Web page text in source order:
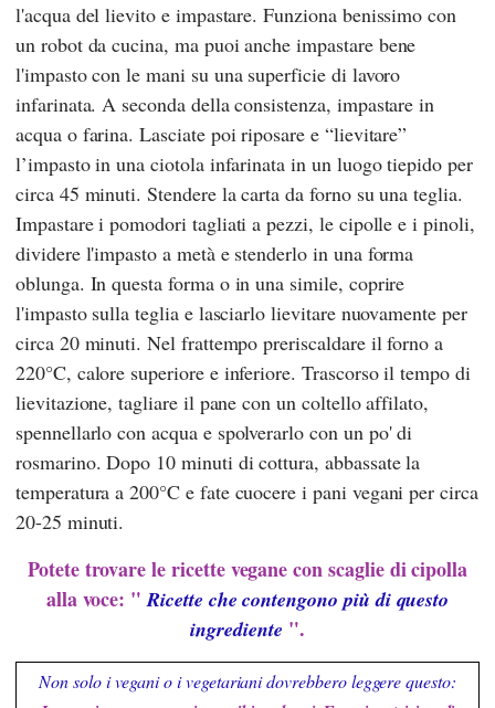
l'acqua del lievito e impastare. Funziona benissimo con
un robot da cucina, ma puoi anche impastare bene
l'impasto con le mani su una superficie di lavoro
infarinata. A seconda della consistenza, impastare in
acqua o farina. Lasciate poi riposare e “lievitare”
l’impasto in una ciotola infarinata in un luogo tiepido per
circa 45 minuti. Stendere la carta da forno su una teglia.
Impastare i pomodori tagliati a pezzi, le cipolle e i pinoli,
dividere l'impasto a metà e stenderlo in una forma
oblunga. In questa forma o in una simile, coprire
l'impasto sulla teglia e lasciarlo lievitare nuovamente per
circa 20 minuti. Nel frattempo preriscaldare il forno a
220°C, calore superiore e inferiore. Trascorso il tempo di
lievitazione, tagliare il pane con un coltello affilato,
spennellarlo con acqua e spolverarlo con un po' di
rosmarino. Dopo 10 minuti di cottura, abbassate la
temperatura a 200°C e fate cuocere i pani vegani per circa
20-25 minuti.
Potete trovare le ricette vegane con scaglie di cipolla
alla voce: "Ricette che contengono più di questo
ingrediente ".
Non solo i vegani o i vegetariani dovrebbero leggere questo: